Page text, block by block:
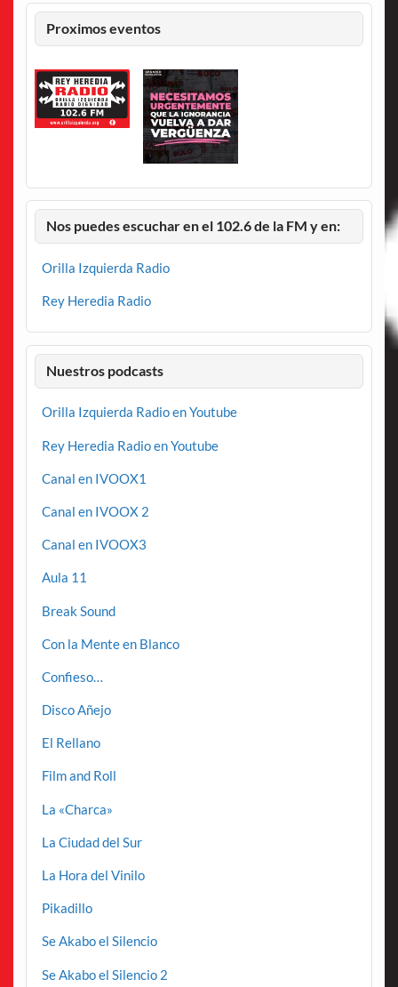
Proximos eventos
Nos puedes escuchar en el 102.6 de la FM y en:
Orilla Izquierda Radio
Rey Heredia Radio
Nuestros podcasts
Orilla Izquierda Radio en Youtube
Rey Heredia Radio en Youtube
Canal en IVOOX1
Canal en IVOOX 2
Canal en IVOOX3
Aula 11
Break Sound
Con la Mente en Blanco
Confieso…
Disco Añejo
El Rellano
Film and Roll
La «Charca»
La Ciudad del Sur
La Hora del Vinilo
Pikadillo
Se Akabo el Silencio
Se Akabo el Silencio 2